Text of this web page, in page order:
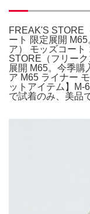
FREAK'S STORE
ート 限定展開
ア） モッズコート
STORE（フリー
展開 M65。今季購
ア M65 ライナー
ットアイテム】M-
で試着のみ、美品